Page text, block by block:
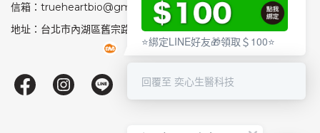
信箱：trueheartbio@gmail.com
地址：台北市內湖區舊宗路1段159號
⭐綁定LINE好友🎁領取＄100⭐
回覆至 奕心生醫科技